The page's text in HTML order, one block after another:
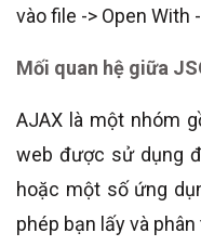
vào file -> Open With
Mối quan hệ giữa
AJAX là một nhóm
web được sử dụng
hoặc một số ứng
phép bạn lấy và